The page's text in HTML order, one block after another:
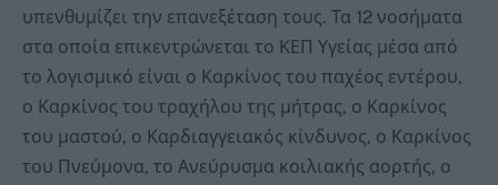
υπενθυμίζει την επανεξέταση τους. Τα 12 νοσήματα
στα οποία επικεντρώνεται το ΚΕΠ Υγείας μέσα από
το λογισμικό είναι ο Καρκίνος του παχέος εντέρου,
ο Καρκίνος του τραχήλου της μήτρας, ο Καρκίνος
του μαστού, ο Καρδιαγγειακός κίνδυνος, ο Καρκίνος
του Πνεύμονα, το Ανεύρυσμα κοιλιακής αορτής, ο